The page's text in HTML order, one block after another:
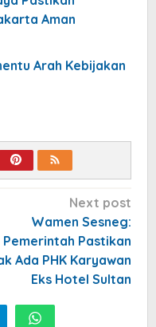
Aman
Arah Kebijakan
Next post
Wamen Sesneg:
Pemerintah Pastikan
Ada PHK Karyawan
Eks Hotel Sultan